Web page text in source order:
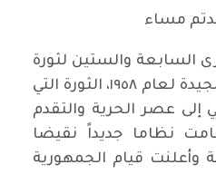
مساء
السابعة والستين لثورة
الرابع عشر من تموز المجيدة لعام ١٩٥٨، الثورة التي
إلى عصر الحرية والتقدم
نظاما جديداً نقيضا
وأعلنت قيام الجمهورية